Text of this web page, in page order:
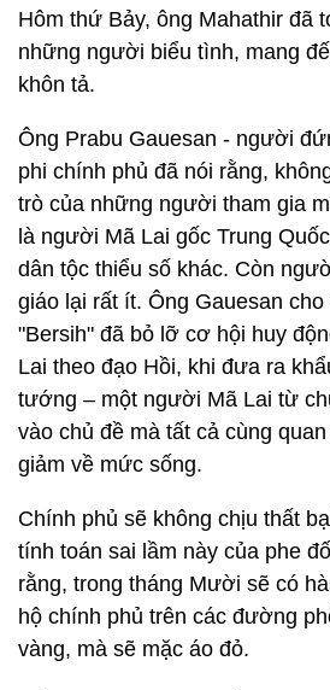
Hôm thứ Bảy, ông Mahathir đã
những người biểu tình, mang
khôn tả.
Ông Prabu Gauesan - người
phi chính phủ đã nói rằng,
trò của những người tham gia
là người Mã Lai gốc Trung
dân tộc thiểu số khác. Còn
giáo lại rất ít. Ông Gauesan
"Bersih" đã bỏ lỡ cơ hội huy
Lai theo đạo Hồi, khi đưa ra
tướng – một người Mã Lai từ
vào chủ đề mà tất cả cùng
giảm về mức sống.
Chính phủ sẽ không chịu thất
tính toán sai lầm này của phe
rằng, trong tháng Mười sẽ có
hộ chính phủ trên các đường
vàng, mà sẽ mặc áo đỏ.